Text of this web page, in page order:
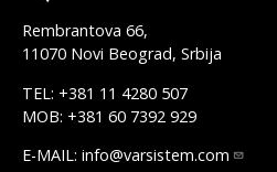
Rembrantova 66,
11070 Novi Beograd, Srbija
TEL: +381 11 4280 507
MOB: +381 60 7392 929
E-MAIL: info@varsistem.com